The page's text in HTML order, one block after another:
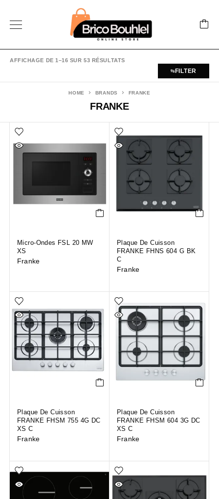
AFFICHAGE DE 1–16 SUR 53 RÉSULTATS
FILTER
FRANKE
HOME BRANDS FRANKE
Micro-Ondes FSL 20 MW
XS
Franke
Plaque De Cuisson
FRANKE FHNS 604 G BK
C
Franke
Plaque De Cuisson
FRANKE FHSM 755 4G DC
XS C
Franke
Plaque De Cuisson
FRANKE FHSM 604 3G DC
XS C
Franke